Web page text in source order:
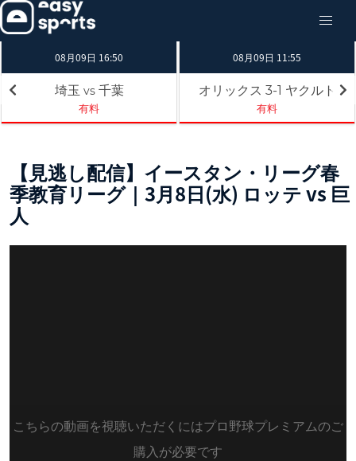
08月09日 16:50
埼玉 vs 千葉
有料
08月09日 11:55
オリックス 3-1 ヤクルト
有料
【見逃し配信】イースタン・リーグ春
季教育リーグ｜3月8日(水) ロッテ vs 巨
人
こちらの動画を視聴いただくにはプロ野球プレミアムのご
購入が必要です